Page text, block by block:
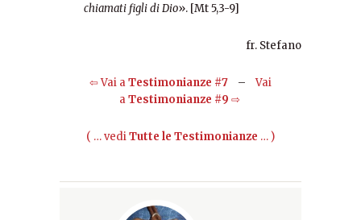
chiamati figli di Dio». [Mt 5,3-9]
fr. Stefano
⇦ Vai aTestimonianze #7 –
Vai
aTestimonianze #9 ⇨
( … vediTutte le Testimonianze … )